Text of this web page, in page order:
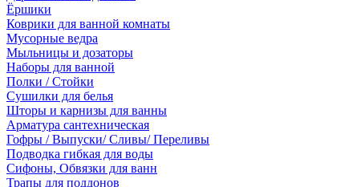
Ёршики
Коврики для ванной комнаты
Мусорные ведра
Мыльницы и дозаторы
Наборы для ванной
Полки / Стойки
Сушилки для белья
Шторы и карнизы для ванны
Арматура сантехническая
Гофры / Выпуски/ Сливы/ Переливы
Подводка гибкая для воды
Сифоны, Обвязки для ванн
Трапы для поддонов